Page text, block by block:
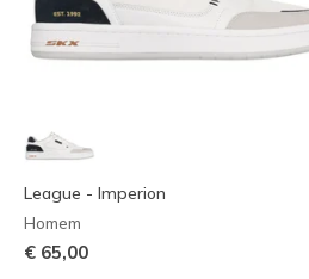
League - Imperion
Homem
€ 65,00